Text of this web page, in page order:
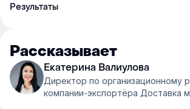
Результаты
Рассказывает
Екатерина Валиулова
Директор по организационному
компании-экспортёра Доставка